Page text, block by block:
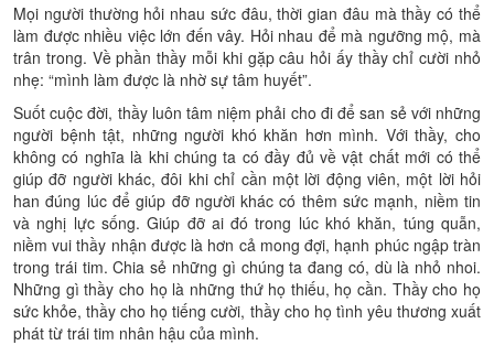
Mọi người thường hỏi nhau sức đâu, thời gian đâu mà thầy có thể
làm được nhiều việc lớn đến vây. Hỏi nhau để mà ngưỡng mộ, mà
trân trong. Về phần thầy mỗi khi gặp câu hỏi ấy thầy chỉ cười nhỏ
nhẹ: “mình làm được là nhờ sự tâm huyết”.
Suốt cuộc đời, thầy luôn tâm niệm phải cho đi để san sẻ với những
người bệnh tật, những người khó khăn hơn mình. Với thầy, cho
không có nghĩa là khi chúng ta có đầy đủ về vật chất mới có thể
giúp đỡ người khác, đôi khi chỉ cần một lời động viên, một lời hỏi
han đúng lúc để giúp đỡ người khác có thêm sức mạnh, niềm tin
và nghị lực sống. Giúp đỡ ai đó trong lúc khó khăn, túng quẫn,
niềm vui thầy nhận được là hơn cả mong đợi, hạnh phúc ngập tràn
trong trái tim. Chia sẻ những gì chúng ta đang có, dù là nhỏ nhoi.
Những gì thầy cho họ là những thứ họ thiếu, họ cần. Thầy cho họ
sức khỏe, thầy cho họ tiếng cười, thầy cho họ tình yêu thương xuất
phát từ trái tim nhân hậu của mình.